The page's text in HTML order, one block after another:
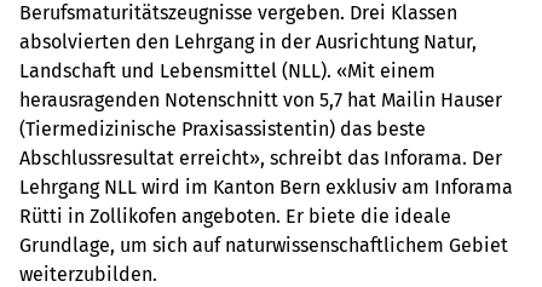
Berufsmaturitätszeugnisse vergeben. Drei Klassen
absolvierten den Lehrgang in der Ausrichtung Natur,
Landschaft und Lebensmittel (NLL). «Mit einem
herausragenden Notenschnitt von 5,7 hat Mailin Hauser
(Tiermedizinische Praxisassistentin) das beste
Abschlussresultat erreicht», schreibt das Inforama. Der
Lehrgang NLL wird im Kanton Bern exklusiv am Inforama
Rütti in Zollikofen angeboten. Er biete die ideale
Grundlage, um sich auf naturwissenschaftlichem Gebiet
weiterzubilden.